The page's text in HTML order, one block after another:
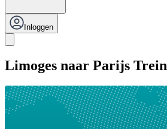
Inloggen
Limoges naar Parijs Trein